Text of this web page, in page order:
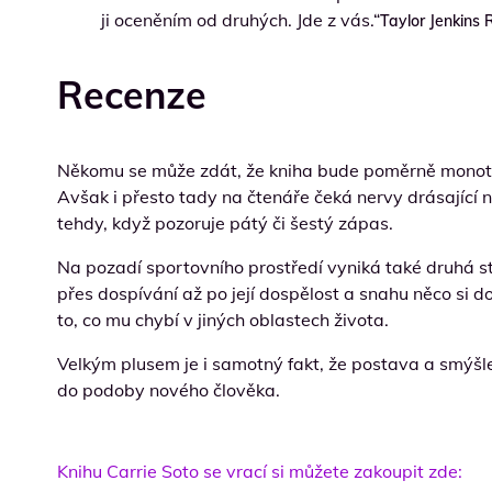
ji oceněním od druhých. Jde z vás.“Taylor Jenkins
Recenze
Někomu se může zdát, že kniha bude poměrně
Avšak i přesto tady na čtenáře čeká nervy drásající
tehdy, když pozoruje pátý či šestý zápas.
Na pozadí sportovního prostředí vyniká také druhá
přes dospívání až po její dospělost a snahu něco si
to, co mu chybí v jiných oblastech života.
Velkým plusem je i samotný fakt, že postava a
do podoby nového člověka.
Knihu Carrie Soto se vrací si můžete zakoupit zde: